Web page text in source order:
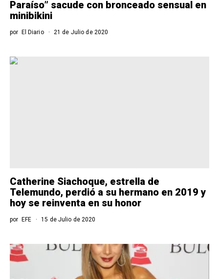
Paraíso” sacude con bronceado sensual en
minibikini
por El Diario 21 de Julio de 2020
Catherine Siachoque, estrella de
Telemundo, perdió a su hermano en 2019 y
hoy se reinventa en su honor
por EFE 15 de Julio de 2020